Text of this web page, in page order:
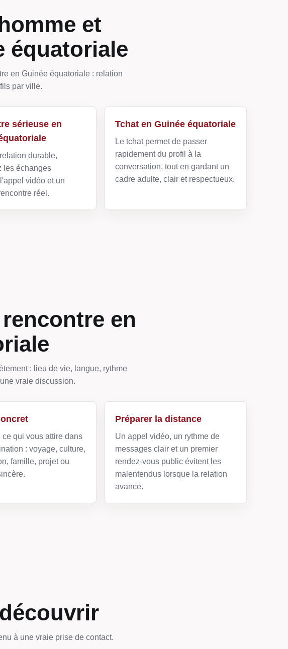
et
équatoriale
en Guinée équatoriale : relation
par ville.
sérieuse en
durable,
les échanges
vidéo et un
réel.
Tchat en Guinée équatoriale
Le tchat permet de passer
rapidement du profil à la
conversation, tout en gardant un
cadre adulte, clair et respectueux.
en
: lieu de vie, langue, rythme
vraie discussion.
ce qui vous attire dans
: voyage, culture,
famille, projet ou
Préparer la distance
Un appel vidéo, un rythme de
messages clair et un premier
rendez-vous public évitent les
malentendus lorsque la relation
avance.
à une vraie prise de contact.